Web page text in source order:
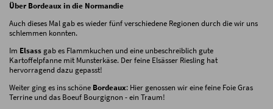
Über Bordeaux in die Normandie
Auch dieses Mal gab es wieder fünf verschiedene Regionen durch die wir uns
schlemmen konnten.
Im Elsass gab es Flammkuchen und eine unbeschreiblich gute
Kartoffelpfanne mit Munsterkäse. Der feine Elsässer Riesling hat
hervorragend dazu gepasst!
Weiter ging es ins schöne Bordeaux: Hier genossen wir eine feine Foie Gras
Terrine und das Boeuf Bourgignon - ein Traum!